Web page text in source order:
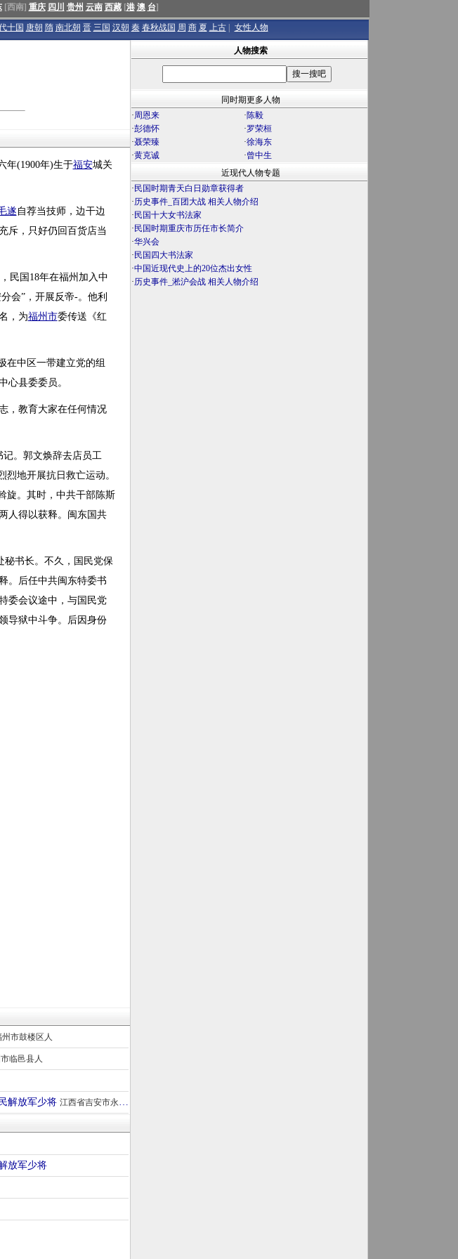
[西南] 重庆 四川 贵州 云南 西藏[港 澳 台]
十国 唐朝 隋 南北朝 晋 三国 汉朝 秦 春秋战国 周 商 夏 上古 女性人物
年(1900年)生于福安城关
遂 自荐当技师，边干边
斥，只好仍回百货店当
民国18年在福州加入中
会”，开展反帝-。他利
，为福州市委传送《红
在中区一带建立党的组
心县委委员。
，教育大家在任何情况
记。郭文焕辞去店员工
地开展抗日救亡运动。
旋。其时，中共干部陈斯
人得以获释。闽东国共
秘书长。不久，国民党保
。后任中共闽东特委书
委会议途中，与国民党
导狱中斗争。后因身份
市鼓楼区人
临邑县人
解放军少将 江西省吉安市永丰县人
放军少将
人物搜索
同时期更多人物
·周恩来 ·陈毅
·彭德怀 ·罗荣桓
·聂荣臻 ·徐海东
·黄克诚 ·曾中生
近现代人物专题
· 民国时期青天白日勋章获得者
·历史事件_百团大战 相关人物介绍
· 民国十大女书法家
· 民国时期重庆市历任市长简介
·华兴会
· 民国四大书法家
·中国近现代史上的20位杰出女性
·历史事件_淞沪会战 相关人物介绍